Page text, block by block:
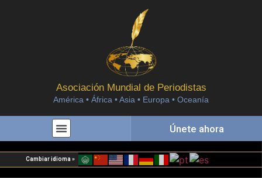
Asociación Mundial de Periodistas
América • África • Asia • Europa • Oceanía
Únete ahora
Cambiar idioma »